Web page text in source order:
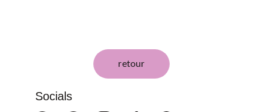
retour
Socials